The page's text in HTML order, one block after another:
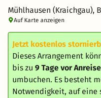
Mühlhausen (Kraichgau),
Auf Karte anzeigen
Jetzt kostenlos
Dieses Arrangement
bis zu 9 Tage vor Anreise
umbuchen. Es besteht
Notwendigkeit, auf eine